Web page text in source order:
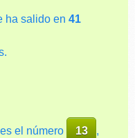
ha salido en 41
el número 13 ,